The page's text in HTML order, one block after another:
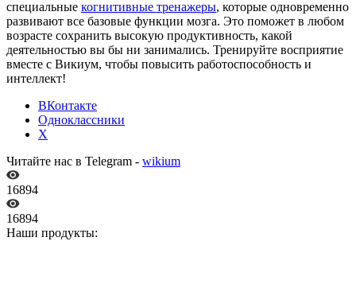
специальные когнитивные тренажеры, которые одновременно
развивают все базовые функции мозга. Это поможет в любом
возрасте сохранить высокую продуктивность, какой
деятельностью вы бы ни занимались. Тренируйте восприятие
вместе с Викиум, чтобы повысить работоспособность и
интеллект!
ВКонтакте
Одноклассники
X
Читайте нас в Telegram - wikium
16894
16894
Наши продукты: